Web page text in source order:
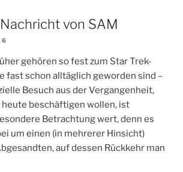
von SAM
gehören so fest zum Star Trek-
fast schon alltäglich geworden sind –
Besuch aus der Vergangenheit,
beschäftigen wollen, ist
Betrachtung wert, denn es
um einen (in mehrerer Hinsicht)
auf dessen Rückkehr man